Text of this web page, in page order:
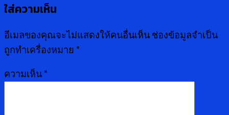
ใส่ความเห็น
อีเมลของคุณจะไม่แสดงให้คนอื่นเห็น ช่องข้อมูลจำเป็น
ถูกทำเครื่องหมาย *
ความเห็น *